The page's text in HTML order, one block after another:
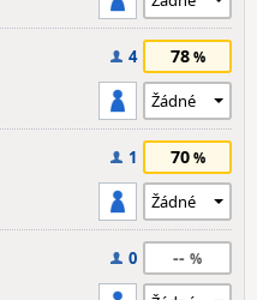
4 78
1 70
0 --